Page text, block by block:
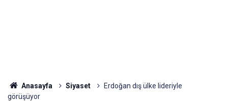
Anasayfa Siyaset
Erdoğan dış ülke lideriyle
görüşüyor